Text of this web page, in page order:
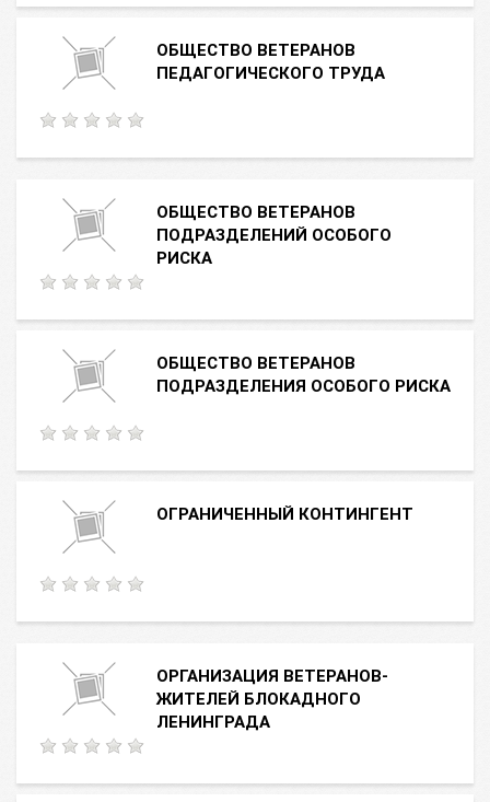
ОБЩЕСТВО ВЕТЕРАНОВ
ПЕДАГОГИЧЕСКОГО ТРУДА
ОБЩЕСТВО ВЕТЕРАНОВ
ПОДРАЗДЕЛЕНИЙ ОСОБОГО
РИСКА
ОБЩЕСТВО ВЕТЕРАНОВ
ПОДРАЗДЕЛЕНИЯ ОСОБОГО РИСКА
ОГРАНИЧЕННЫЙ КОНТИНГЕНТ
ОРГАНИЗАЦИЯ ВЕТЕРАНОВ-
ЖИТЕЛЕЙ БЛОКАДНОГО
ЛЕНИНГРАДА